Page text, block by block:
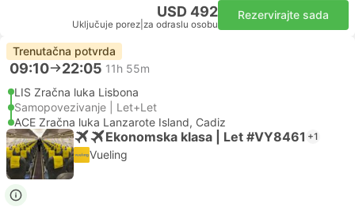
USD 492
Uključuje porez za odraslu osobu
Rezervirajte sada
Trenutačna potvrda
09:10 22:05 11h 55m
LIS Zračna luka Lisbona
Samopovezivanje | Let+Let
ACE Zračna luka Lanzarote Island, Cadiz
Ekonomska klasa | Let #VY8461 +1
Vueling